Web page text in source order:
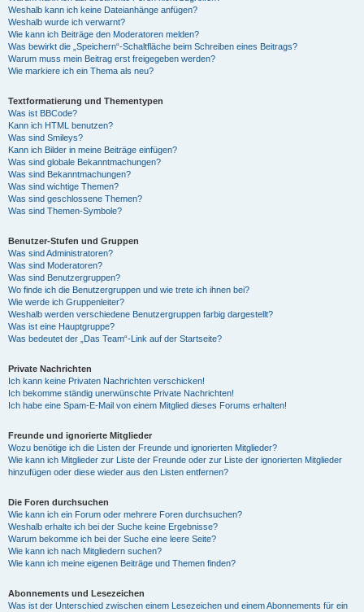
Weshalb kann ich keine Dateianhänge anfügen?
Weshalb wurde ich verwarnt?
Wie kann ich Beiträge den Moderatoren melden?
Was bewirkt die „Speichern“-Schaltfläche beim Schreiben eines Beitrags?
Warum muss mein Beitrag erst freigegeben werden?
Wie markiere ich ein Thema als neu?
Textformatierung und Thementypen
Was ist BBCode?
Kann ich HTML benutzen?
Was sind Smileys?
Kann ich Bilder in meine Beiträge einfügen?
Was sind globale Bekanntmachungen?
Was sind Bekanntmachungen?
Was sind wichtige Themen?
Was sind geschlossene Themen?
Was sind Themen-Symbole?
Benutzer-Stufen und Gruppen
Was sind Administratoren?
Was sind Moderatoren?
Was sind Benutzergruppen?
Wo finde ich die Benutzergruppen und wie trete ich ihnen bei?
Wie werde ich Gruppenleiter?
Weshalb werden verschiedene Benutzergruppen farbig dargestellt?
Was ist eine Hauptgruppe?
Was bedeutet der „Das Team“-Link auf der Startseite?
Private Nachrichten
Ich kann keine Privaten Nachrichten verschicken!
Ich bekomme ständig unerwünschte Private Nachrichten!
Ich habe eine Spam-E-Mail von einem Mitglied dieses Forums erhalten!
Freunde und ignorierte Mitglieder
Wozu benötige ich die Listen der Freunde und ignorierten Mitglieder?
Wie kann ich Mitglieder zur Liste der Freunde oder zur Liste der ignorierten Mitglieder
hinzufügen oder diese wieder aus den Listen entfernen?
Die Foren durchsuchen
Wie kann ich ein Forum oder mehrere Foren durchsuchen?
Weshalb erhalte ich bei der Suche keine Ergebnisse?
Warum bekomme ich bei der Suche eine leere Seite?
Wie kann ich nach Mitgliedern suchen?
Wie kann ich meine eigenen Beiträge und Themen finden?
Abonnements und Lesezeichen
Was ist der Unterschied zwischen einem Lesezeichen und einem Abonnements für ein